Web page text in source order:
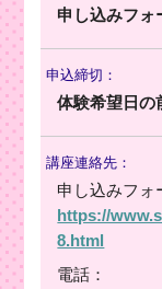
申し込みフォ
申込締切：
体験希望日の
講座連絡先：
申し込みフォ
https://
8.html
電話：